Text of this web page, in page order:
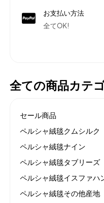
お支払い方法
全てOK!
全ての商品カテ
セール商品
ペルシャ絨毯クムシルク
ペルシャ絨毯ナイン
ペルシャ絨毯タブリーズ
ペルシャ絨毯イスファハ
ペルシャ絨毯その他産地